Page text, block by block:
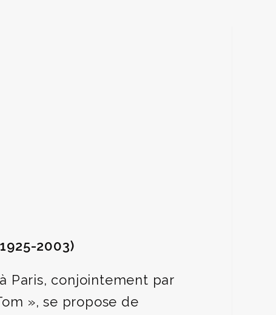
2003)
Paris, conjointement par
», se propose de